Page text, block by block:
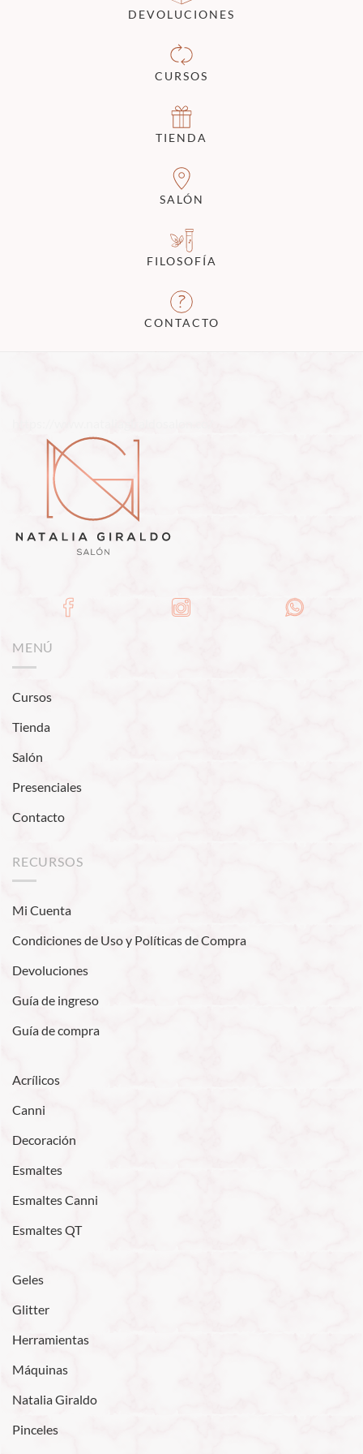
DEVOLUCIONES
CURSOS
TIENDA
SALÓN
FILOSOFÍA
CONTACTO
MENÚ
Cursos
Tienda
Salón
Presenciales
Contacto
RECURSOS
Mi Cuenta
Condiciones de Uso y Políticas de Compra
Devoluciones
Guía de ingreso
Guía de compra
Acrílicos
Canni
Decoración
Esmaltes
Esmaltes Canni
Esmaltes QT
Geles
Glitter
Herramientas
Máquinas
Natalia Giraldo
Pinceles